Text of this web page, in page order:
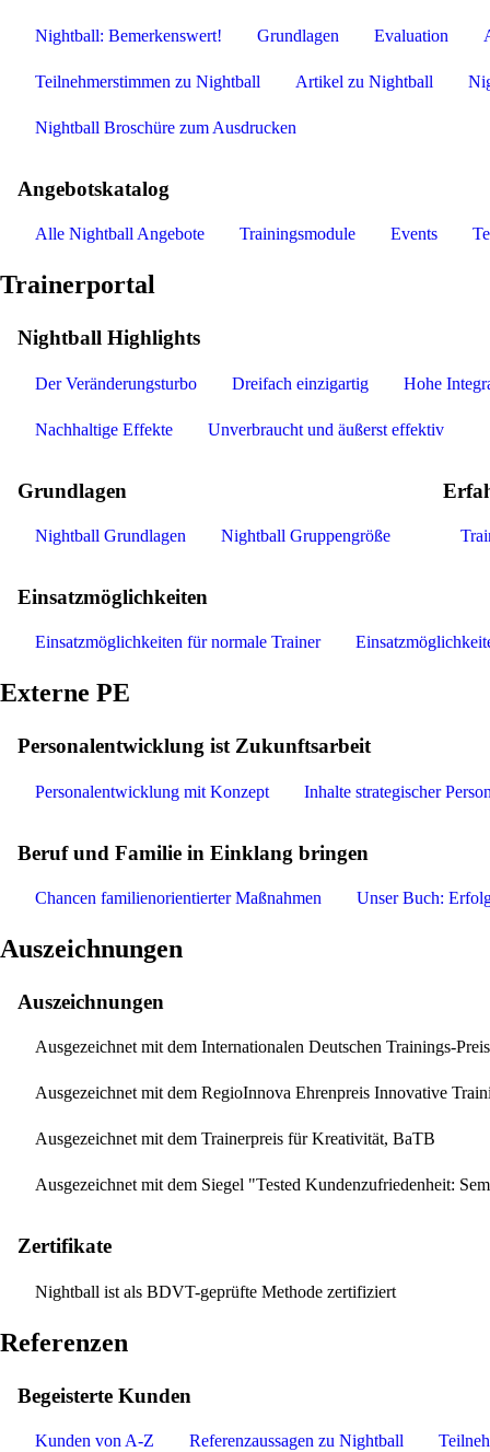
Nightball: Bemerkenswert! Grundlagen Evaluation
Teilnehmerstimmen zu Nightball Artikel zu Nightball
Nightball Broschüre zum Ausdrucken
Angebotskatalog
Alle Nightball Angebote Trainingsmodule Events
Trainerportal
Nightball Highlights
Der Veränderungsturbo Dreifach einzigartig Hohe
Nachhaltige Effekte Unverbraucht und äußerst effektiv
Grundlagen
Nightball Grundlagen Nightball Gruppengröße
Einsatzmöglichkeiten
Einsatzmöglichkeiten für normale Trainer
Externe PE
Personalentwicklung ist Zukunftsarbeit
Personalentwicklung mit Konzept Inhalte strategischer
Beruf und Familie in Einklang bringen
Chancen familienorientierter Maßnahmen Unser Buch:
Auszeichnungen
Auszeichnungen
Ausgezeichnet mit dem Internationalen Deutschen Trainings-
Ausgezeichnet mit dem RegioInnova Ehrenpreis Innovative
Ausgezeichnet mit dem Trainerpreis für Kreativität, BaTB
Ausgezeichnet mit dem Siegel "Tested Kundenzufriedenheit:
Zertifikate
Nightball ist als BDVT-geprüfte Methode zertifiziert
Referenzen
Begeisterte Kunden
Kunden von A-Z Referenzaussagen zu Nightball